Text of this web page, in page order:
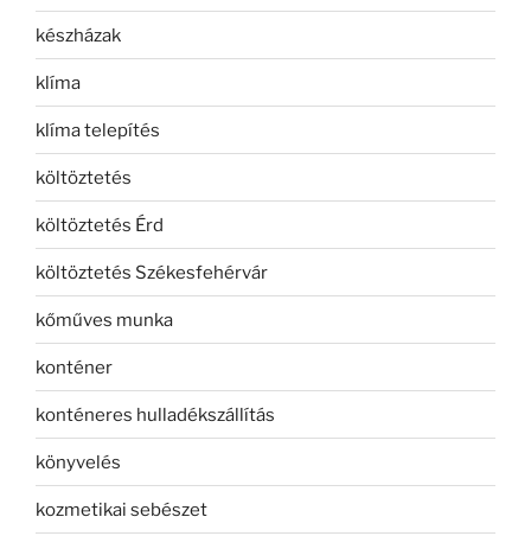
készházak
klíma
klíma telepítés
költöztetés
költöztetés Érd
költöztetés Székesfehérvár
kőműves munka
konténer
konténeres hulladékszállítás
könyvelés
kozmetikai sebészet